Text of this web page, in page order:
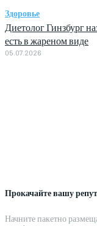
Прокачайте вашу
Начните пакетно
Здоровье
Диетолог Гинзбург
есть в жареном виде
05.07.2026